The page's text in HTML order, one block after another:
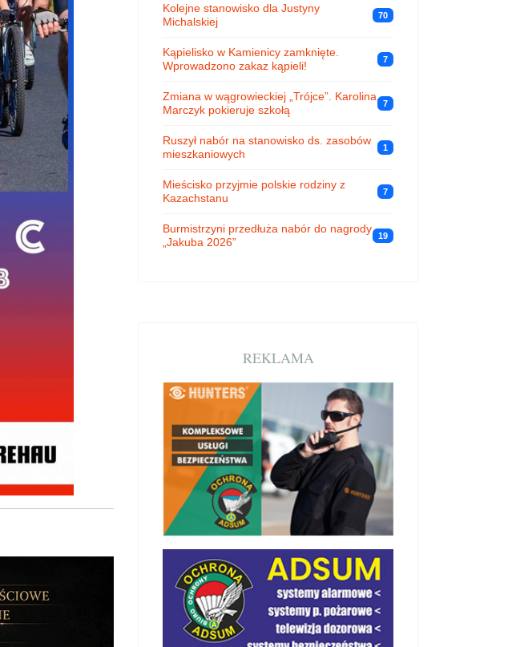
Kolejne stanowisko dla Justyny
Michalskiej
70
Kąpielisko w Kamienicy zamknięte.
Wprowadzono zakaz kąpieli!
7
Zmiana w wągrowieckiej „Trójce”. Karolina
Marczyk pokieruje szkołą
7
Ruszył nabór na stanowisko ds. zasobów
mieszkaniowych
1
Mieścisko przyjmie polskie rodziny z
Kazachstanu
7
Burmistrzyni przedłuża nabór do nagrody
„Jakuba 2026”
19
REKLAMA